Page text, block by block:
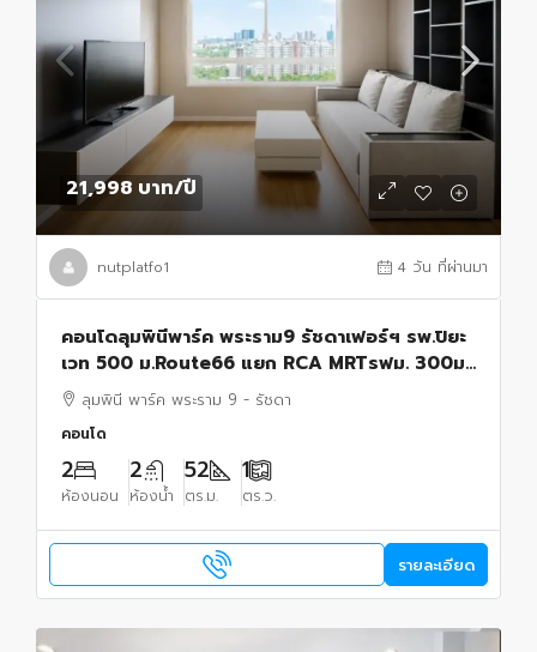
21,998 บาท/ปี
nutplatfo1 4 วัน ที่ผ่านมา
คอนโดลุมพินีพาร์ค พระราม9 รัชดาเฟอร์ฯ รพ.ปิยะ
เวท 500 ม.Route66 แยก RCA MRTรฟม. 300ม.
52 ตร.ม. 2นอน 2น้ำ อาคาร A ชั้น 20 วิวทิศตะวัน
ออก
ลุมพินี พาร์ค พระราม 9 - รัชดา
คอนโด
2
ห้องนอน
2
ห้องน้ำ
52
ตร.ม.
1
ตร.ว.
รายละเอียด